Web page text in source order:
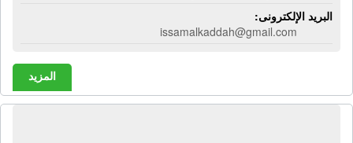
البريد الإلكترونى:
issamalkaddah@gmail.com
المزيد